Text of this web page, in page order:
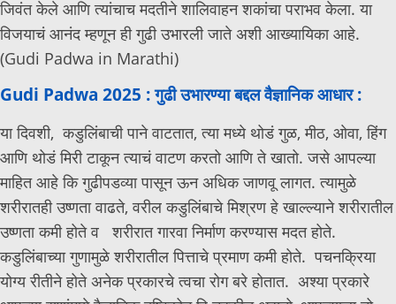
जिवंत केले आणि त्यांचाच मदतीने शालिवाहन शकांचा पराभव केला. या
विजयाचं आनंद म्हणून ही गुढी उभारली जाते अशी आख्यायिका आहे.
(Gudi Padwa in Marathi)
Gudi Padwa 2025 : गुढी उभारण्या बद्दल वैज्ञानिक आधार :
या दिवशी, कडुलिंबाची पाने वाटतात, त्या मध्ये थोडं गुळ, मीठ, ओवा, हिंग
आणि थोडं मिरी टाकून त्याचं वाटण करतो आणि ते खातो. जसे आपल्या
माहित आहे कि गुढीपडव्या पासून ऊन अधिक जाणवू लागत. त्यामुळे
शरीरातही उष्णता वाढते, वरील कडुलिंबाचे मिश्रण हे खाल्ल्याने शरीरातील
उष्णता कमी होते व शरीरात गारवा निर्माण करण्यास मदत होते.
कडुलिंबाच्या गुणामुळे शरीरातील पित्ताचे प्रमाण कमी होते. पचनक्रिया
योग्य रीतीने होते अनेक प्रकारचे त्वचा रोग बरे होतात. अश्या प्रकारे